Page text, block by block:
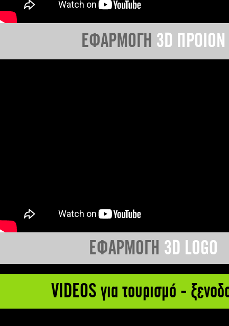
ΕΦΑΡΜΟΓΗ 3D ΠΡΟΙΟΝ
ΕΦΑΡΜΟΓΗ 3D LOGO
VIDEOS για τουρισμό -